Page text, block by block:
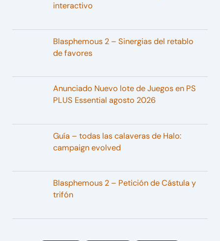
interactivo
Blasphemous 2 – Sinergias del retablo
de favores
Anunciado Nuevo lote de Juegos en PS
PLUS Essential agosto 2026
Guía – todas las calaveras de Halo:
campaign evolved
Blasphemous 2 – Petición de Cástula y
trifón